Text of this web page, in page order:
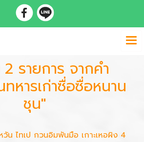
รายการ จากคำ
หารเก่าซื่อซื่อหนาน
ชุน"
วัน ไทเป กวนอิมพันมือ เกาะเหอผิง 4